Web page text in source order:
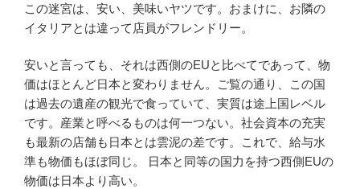
この迷宮は、安い、美味いヤツです。おまけに、お隣の
イタリアとは違って店員がフレンドリー。
安いと言っても、それは西側のEUと比べてであって、物
価はほとんど日本と変わりません。ご覧の通り、この国
は過去の遺産の観光で食っていて、実質は途上国レベル
です。産業と呼べるものは何一つない。社会資本の充実
も最新の店舗も日本とは雲泥の差です。これで、給与水
準も物価もほぼ同じ。 日本と同等の国力を持つ西側EUの
物価は日本より高い。